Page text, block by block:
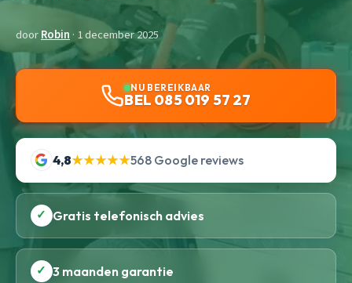
doorRobin · 1 december 2025
NU BEREIKBAAR
BEL 085 019 57 27
4,8★★★★★568 Google reviews
✓ Gratis telefonisch advies
✓ 3 maanden garantie